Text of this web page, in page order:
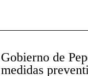
Gobierno de
medidas